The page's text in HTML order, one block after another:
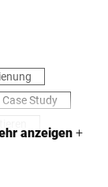
Case Study
anzeigen+